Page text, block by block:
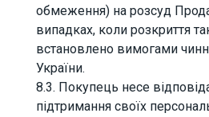
обмеження) на розсуд
випадках, коли розкриття
встановлено вимогами
України.
8.3. Покупець несе
підтримання своїх